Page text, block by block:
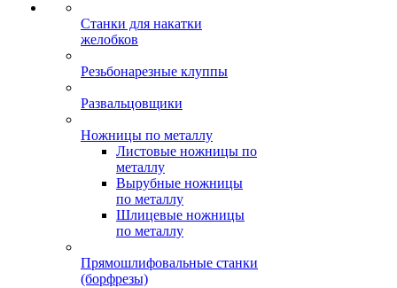
Станки для накатки
желобков
Резьбонарезные клуппы
Развальцовщики
Ножницы по металлу
Листовые ножницы по
металлу
Вырубные ножницы
по металлу
Шлицевые ножницы
по металлу
Прямошлифовальные станки
(борфрезы)